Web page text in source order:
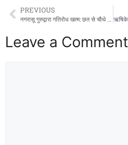
PREVIOUS
नगरासू गुरुद्वारा गतिरोध खत्म: छत से चौथे दिन नीचे उतरे चारों निहंग, पंजाब के लिए हुए रवाना
Leave a Comment